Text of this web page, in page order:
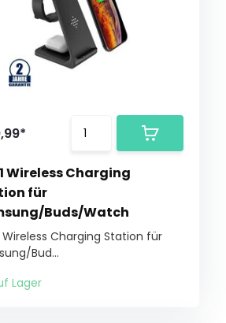
Wireless Charging
für
Buds/Watch
Wireless Charging Station für
Bud...
Lager